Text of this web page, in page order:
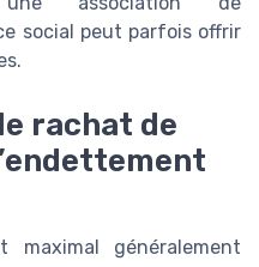
social peut parfois offrir
rachat de
maximal généralement